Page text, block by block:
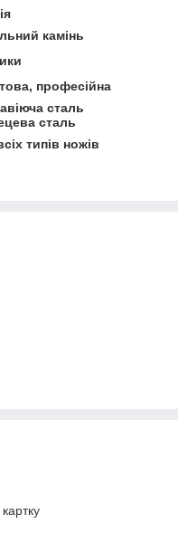
камінь
професійна
сталь
сталь
типів ножів